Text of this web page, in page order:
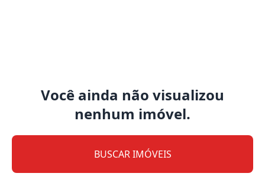
Você ainda não visualizou
nenhum imóvel.
BUSCAR IMÓVEIS